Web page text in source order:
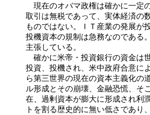
現在のオバマ政権は確かに一定
取引は無税であって、実体経済の
ものではない。ＩＴ産業の発展が
投機資本の規制は急務なのである
主張している。
確かに米帝・投資銀行の資金は
投資、投機され、米中政府合意に
ら第三世界の現在の資本主義化の
ル形成とその崩壊、金融恐慌、そ
在、過剰資本が膨大に形成され利
トを割る歴史的に無い低さであり